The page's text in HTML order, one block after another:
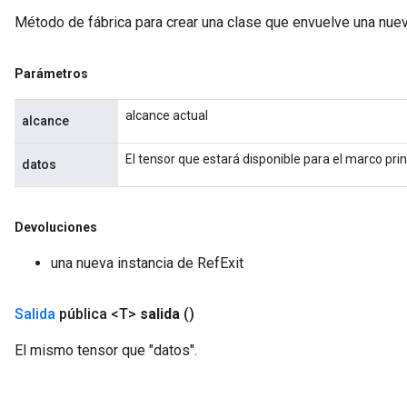
Método de fábrica para crear una clase que envuelve una
Parámetros
alcance alcance actual
datos El tensor que estará disponible para el marco
Devoluciones
una nueva instancia de RefExit
Salida pública <T> salida ()
El mismo tensor que "datos".